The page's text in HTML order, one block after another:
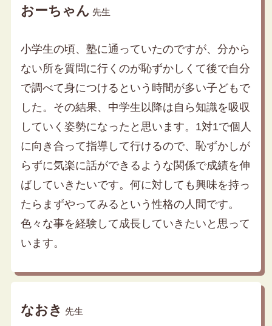
おーちゃん 先生
小学生の頃、塾に通っていたのですが、分から
ない所を質問に行くのが恥ずかしくて後で自分
で調べて身につけるという時間が多い子どもで
した。その結果、中学生以降は自ら知識を吸収
していく姿勢になったと思います。1対1で個人
に向き合って指導して行けるので、恥ずかしが
らずに気楽に話ができるような関係で成績を伸
ばしていきたいです。何に対しても興味を持っ
たらまずやってみるという性格の人間です。
色々な事を経験して成長していきたいと思って
います。
なおき 先生